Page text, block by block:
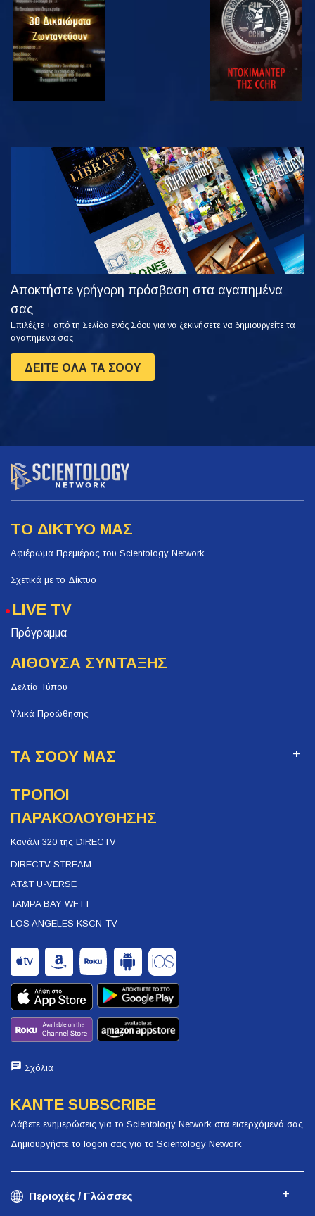
ΠΑΡΑΚΟΛΟΥΘΗΣΤΕ ΠΑΡΑΚΟΛΟΥΘΗΣΤΕ
ΠΑΡΑΚΟΛΟΥΘΗΣΤΕ
ΕΞΕΡΕΥΝΗΣΤΕ
ΤΗ ΣΕΙΡΑ
Αποκτήστε γρήγορη πρόσβαση στα αγαπημένα
σας
Επιλέξτε + από τη Σελίδα ενός Σόου για να ξεκινήσετε να δημιουργείτε τα
αγαπημένα σας
ΔΕΙΤΕ ΟΛΑ ΤΑ ΣΟΟΥ
ΤΟ ΔΙΚΤΥΟ ΜΑΣ
Αφιέρωμα Πρεμιέρας του Scientology Network
Σχετικά με το Δίκτυο
LIVE TV
Πρόγραμμα
ΑΙΘΟΥΣΑ ΣΥΝΤΑΞΗΣ
Δελτία Τύπου
Υλικά Προώθησης
ΤΑ ΣΟΟΥ ΜΑΣ
ΤΡΟΠΟΙ
ΠΑΡΑΚΟΛΟΥΘΗΣΗΣ
Κανάλι 320 της DIRECTV
DIRECTV STREAM
AT&T U-VERSE
TAMPA BAY WFTT
LOS ANGELES KSCN-TV
Σχόλια
ΚΑΝΤΕ SUBSCRIBE
Λάβετε ενημερώσεις για το Scientology Network στα εισερχόμενά σας
Δημιουργήστε το logon σας για το Scientology Network
Περιοχές / Γλώσσες